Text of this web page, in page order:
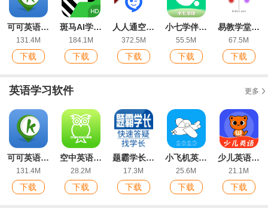
可可英语初中英语点读app安卓版
131.4M
下载
斑马AI学HDapp官方版
184.1M
下载
人人通空间app官方版
372.5M
下载
小七学伴ios版
55.5M
下载
易教学堂手机appios版
67.5M
下载
英语学习软件 更多
可可英语初中英语点读app安卓版
131.4M
下载
空中英语ios版
28.2M
下载
题霸学长app官方版
17.3M
下载
小飞机英语app官方正版
25.6M
下载
少儿英语app手机版
21.1M
下载